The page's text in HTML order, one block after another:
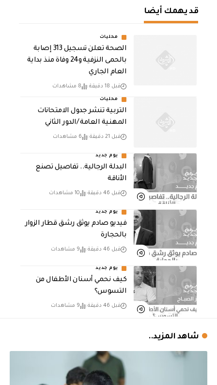
قد يهمك أيضا
محليات
الصحة تعلن تسجيل 313 إصابة
بالحمى النزفية و24 وفاة منذ بداية
العام الجاري
قبل 18 دقيقة 8 مشاهدات
محليات
التربية تنشر جدول الامتحانات
المهنية العامة /الدور الثاني
قبل 21 دقيقة 6 مشاهدات
يوم جديد
البدلة الرجالية.. تفاصيل تصنع
الأناقة
قبل 46 دقيقة 10 مشاهدات
يوم جديد
فيديو صادم يوثق رشق قطار الزوار
بالحجارة
قبل 46 دقيقة 9 مشاهدات
يوم جديد
كيف نحمي أسنان الأطفال من
التسوس؟
قبل 46 دقيقة 9 مشاهدات
شاهد المزيد..